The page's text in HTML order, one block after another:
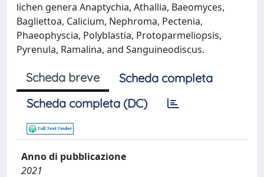
lichen genera Anaptychia, Athallia, Baeomyces,
Bagliettoa, Calicium, Nephroma, Pectenia,
Phaeophyscia, Polyblastia, Protoparmeliopsis,
Pyrenula, Ramalina, and Sanguineodiscus.
Scheda breve
Scheda completa
Scheda completa (DC)
Anno di pubblicazione
2021